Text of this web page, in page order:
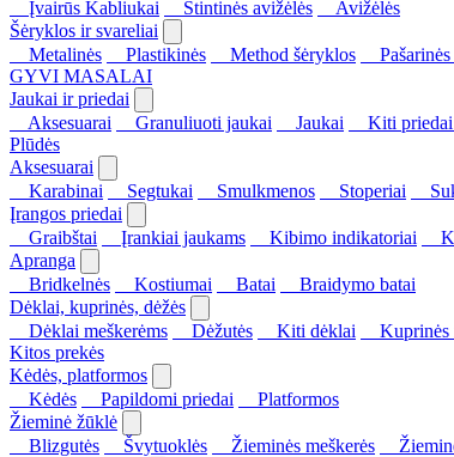
Įvairūs Kabliukai
Stintinės avižėlės
Avižėlės
Šėryklos ir svareliai
Metalinės
Plastikinės Method šėryklos Pašarinės
GYVI MASALAI
Jaukai ir priedai
Aksesuarai
Granuliuoti jaukai Jaukai Kiti priedai
Plūdės
Aksesuarai
Karabinai
Segtukai Smulkmenos Stoperiai
Įrangos priedai
Graibštai
Įrankiai jaukams Kibimo indikatoriai
Apranga
Bridkelnės
Kostiumai Batai
Braidymo batai
Dėklai, kuprinės, dėžės
Dėklai meškerėms
Dėžutės Kiti dėklai Kuprinės
Kitos prekės
Kėdės, platformos
Kėdės
Papildomi priedai
Platformos
Žieminė žūklė
Blizgutės
Švytuoklės Žieminės meškerės